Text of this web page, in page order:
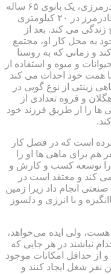
، خانم مستوره قادرمرزی، یک بانوی ۶۵ ساله
بی سواد روستایی است که در روستای قادرمرز در ۲۰ کیلومتری
سنندج زندگی می کند. بعد از
به محل کار او، مجتمع
و زمانی که به روستا
و میوه و استفاده از
همت خود احداث می کند
هزار قطعه ماهی زینتی از نوع گوپی در
و قروه تعدادی از
ها را از طریق فرزند خود
کرده است که در فصل کار
برای ماهی ها او را
را توسعه کسب و کارش و
کند و معتقد است در
انجام داد زیرا زمین
و با انرژی و دلسوز
هست، ولی ایده می‌خواهد،
نباشند در هر جایی که
از حداقل امکانات موجود
شغل ایجاد کنند و